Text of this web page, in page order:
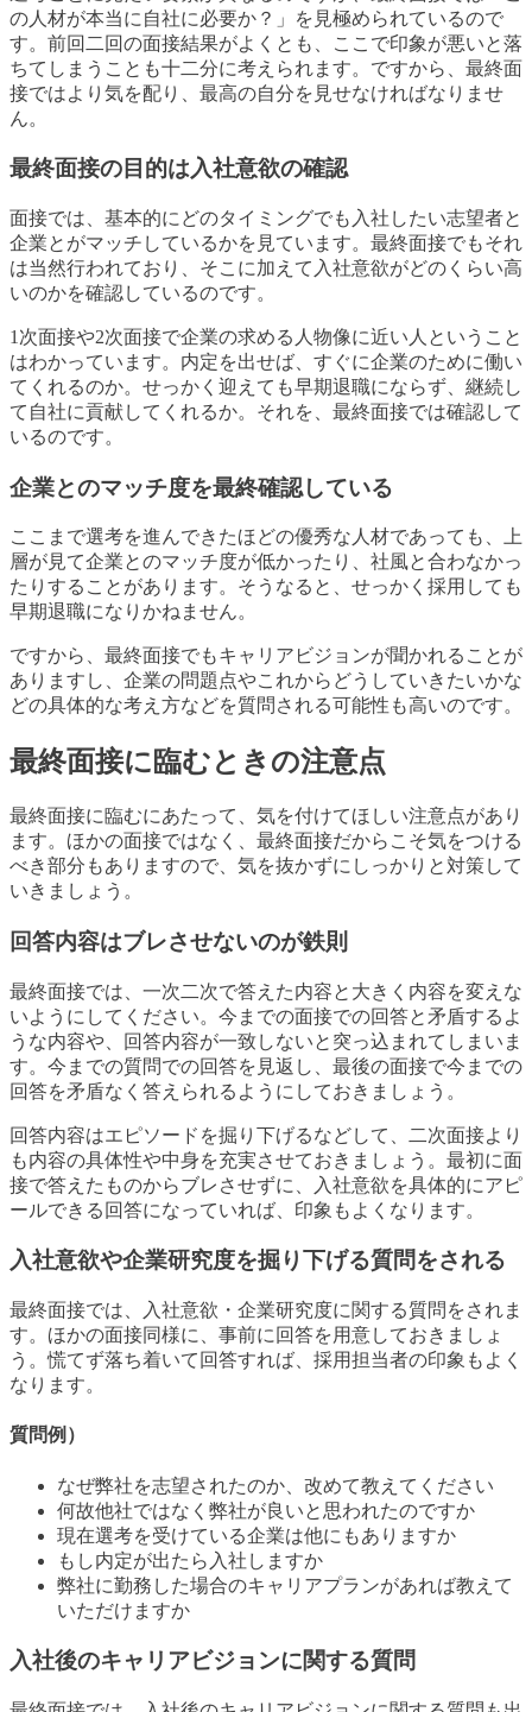
の人材が本当に自社に必要か？」を見極められているので
す。前回二回の面接結果がよくとも、ここで印象が悪いと落
ちてしまうことも十二分に考えられます。ですから、最終面
接ではより気を配り、最高の自分を見せなければなりませ
ん。
最終面接の目的は入社意欲の確認
面接では、基本的にどのタイミングでも入社したい志望者と
企業とがマッチしているかを見ています。最終面接でもそれ
は当然行われており、そこに加えて入社意欲がどのくらい高
いのかを確認しているのです。
1次面接や2次面接で企業の求める人物像に近い人ということ
はわかっています。内定を出せば、すぐに企業のために働い
てくれるのか。せっかく迎えても早期退職にならず、継続し
て自社に貢献してくれるか。それを、最終面接では確認して
いるのです。
企業とのマッチ度を最終確認している
ここまで選考を進んできたほどの優秀な人材であっても、上
層が見て企業とのマッチ度が低かったり、社風と合わなかっ
たりすることがあります。そうなると、せっかく採用しても
早期退職になりかねません。
ですから、最終面接でもキャリアビジョンが聞かれることが
ありますし、企業の問題点やこれからどうしていきたいかな
どの具体的な考え方などを質問される可能性も高いのです。
最終面接に臨むときの注意点
最終面接に臨むにあたって、気を付けてほしい注意点があり
ます。ほかの面接ではなく、最終面接だからこそ気をつける
べき部分もありますので、気を抜かずにしっかりと対策して
いきましょう。
回答内容はブレさせないのが鉄則
最終面接では、一次二次で答えた内容と大きく内容を変えな
いようにしてください。今までの面接での回答と矛盾するよ
うな内容や、回答内容が一致しないと突っ込まれてしまいま
す。今までの質問での回答を見返し、最後の面接で今までの
回答を矛盾なく答えられるようにしておきましょう。
回答内容はエピソードを掘り下げるなどして、二次面接より
も内容の具体性や中身を充実させておきましょう。最初に面
接で答えたものからブレさせずに、入社意欲を具体的にアピ
ールできる回答になっていれば、印象もよくなります。
入社意欲や企業研究度を掘り下げる質問をされる
最終面接では、入社意欲・企業研究度に関する質問をされま
す。ほかの面接同様に、事前に回答を用意しておきましょ
う。慌てず落ち着いて回答すれば、採用担当者の印象もよく
なります。
質問例）
なぜ弊社を志望されたのか、改めて教えてください
何故他社ではなく弊社が良いと思われたのですか
現在選考を受けている企業は他にもありますか
もし内定が出たら入社しますか
弊社に勤務した場合のキャリアプランがあれば教えて
いただけますか
入社後のキャリアビジョンに関する質問